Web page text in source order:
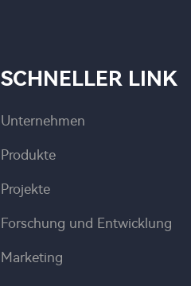
SCHNELLER LINK
Unternehmen
Produkte
Projekte
Forschung und Entwicklung
Marketing